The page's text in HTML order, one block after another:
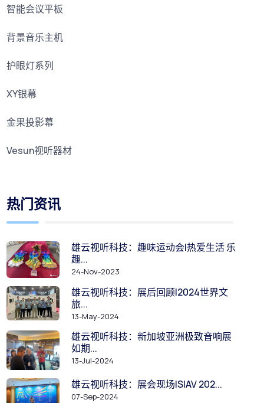
智能会议平板
背景音乐主机
护眼灯系列
XY银幕
金果投影幕
Vesun视听器材
热门资讯
雄云视听科技：趣味运动会|热爱生活 乐
趣...
24-Nov-2023
雄云视听科技：展后回顾|2024世界文
旅...
13-May-2024
雄云视听科技：新加坡亚洲极致音响展
如期...
13-Jul-2024
雄云视听科技：展会现场|SIAV 202...
07-Sep-2024